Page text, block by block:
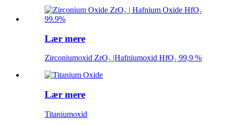
Lær mere
Zirconiumoxid ZrO₂ |Hafniumoxid HfO₂ 99,9 %
Lær mere
Titaniumoxid